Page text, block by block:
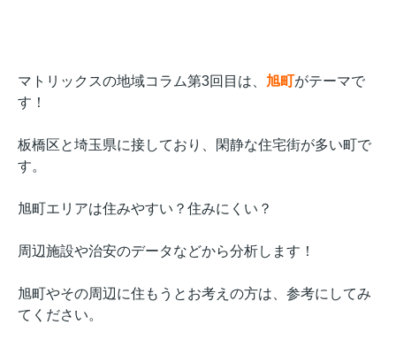
マトリックスの地域コラム第3回目は、 旭町がテーマで
す！
板橋区と埼玉県に接しており、閑静な住宅街が多い町で
す。
旭町エリアは住みやすい？住みにくい？
周辺施設や治安のデータなどから分析します！
旭町やその周辺に住もうとお考えの方は、参考にしてみ
てください。